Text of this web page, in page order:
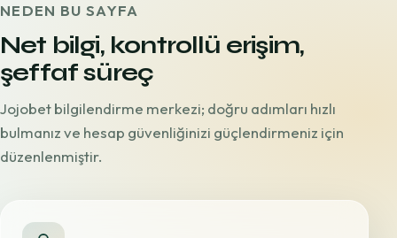
NEDEN BU SAYFA
Net bilgi, kontrollü erişim,
şeffaf süreç
Jojobet bilgilendirme merkezi; doğru adımları hızlı
bulmanız ve hesap güvenliğinizi güçlendirmeniz için
düzenlenmiştir.